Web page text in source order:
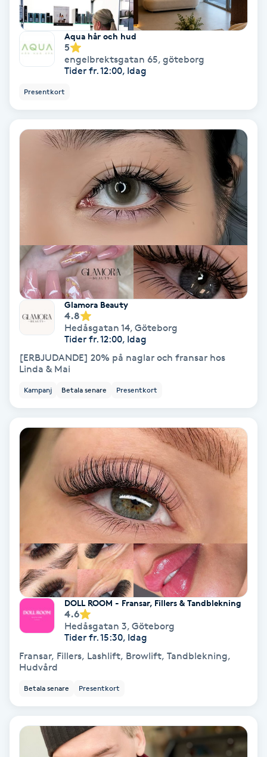
Läpptatuering
Medial vägledning
Medicinsk massage
Meditation
Medium
Megavolymfransar
Microshading
Mixfransar
Nagelförlängning akryl
Nagelförlängning gelé
Nagelförlängning glasfiber
Nagelförlängning silke
Nagelklippning
Aqua hår och hud
5
engelbrektsgatan 65, göteborg
Tider fr. 12:00, Idag
Presentkort
Glamora Beauty
4.8
Hedåsgatan 14, Göteborg
Tider fr. 12:00, Idag
[ERBJUDANDE] 20% på naglar och fransar hos
Linda & Mai
Kampanj Betala senare Presentkort
DOLL ROOM - Fransar, Fillers & Tandblekning
4.6
Hedåsgatan 3, Göteborg
Tider fr. 15:30, Idag
Fransar, Fillers, Lashlift, Browlift, Tandblekning,
Hudvård
Betala senare Presentkort